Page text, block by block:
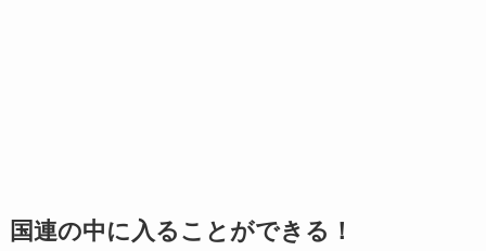
国連の中に入ることができる！